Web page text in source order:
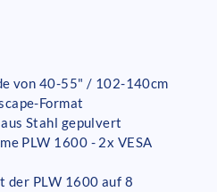
von 40-55" / 102-140cm
Format
Stahl gepulvert
PLW 1600 - 2x VESA
der PLW 1600 auf 8